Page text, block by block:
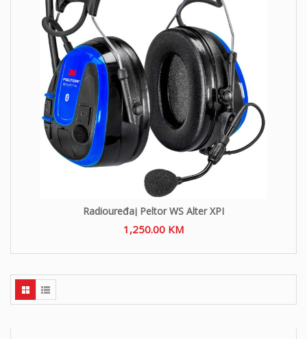
Radiouređaj Peltor WS Alter XPI
1,250.00 KM